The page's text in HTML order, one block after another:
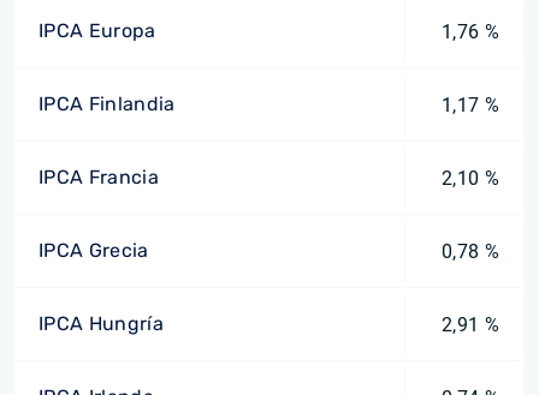
IPCA Europa 1,76 %
IPCA Finlandia 1,17 %
IPCA Francia 2,10 %
IPCA Grecia 0,78 %
IPCA Hungría 2,91 %